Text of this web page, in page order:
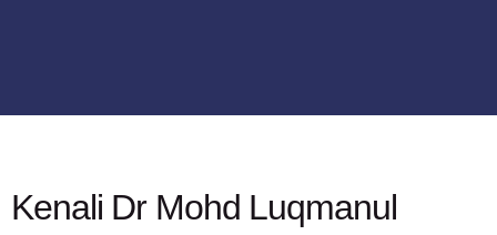
Kenali Dr Mohd Luqmanul